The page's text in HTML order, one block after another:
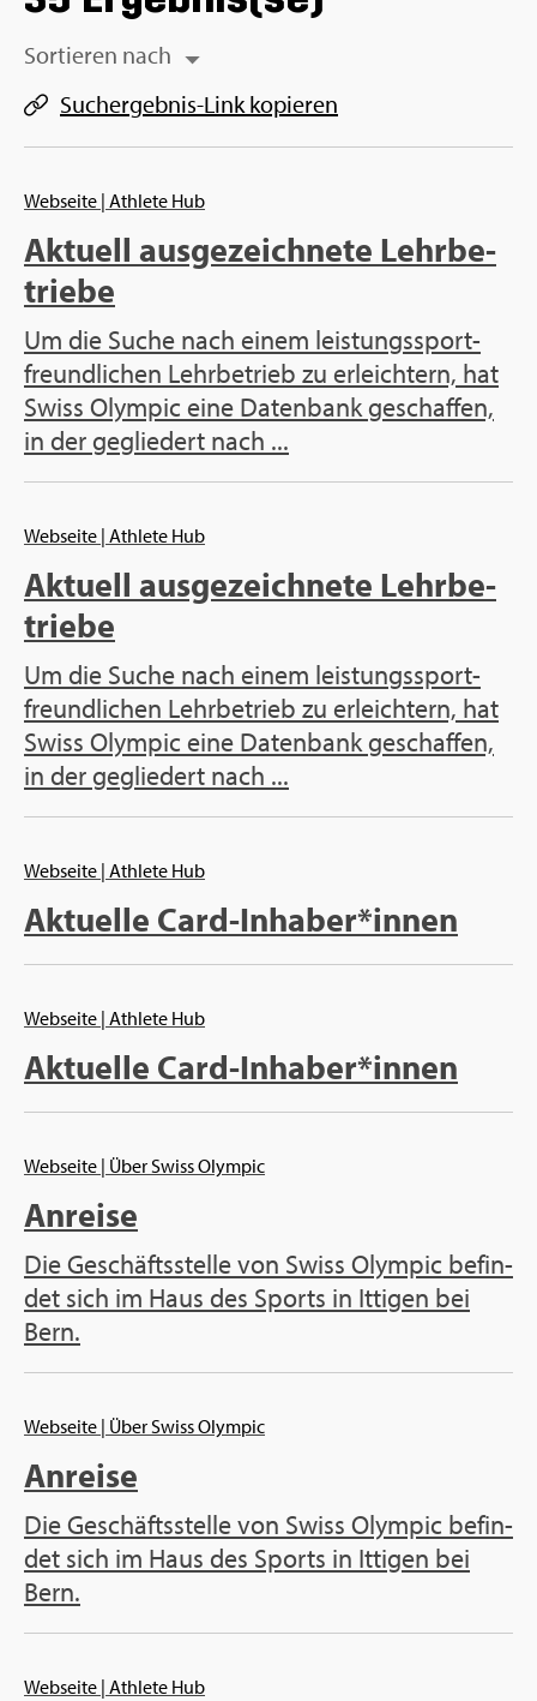
Sor­tie­ren nach
Such­ergeb­nis-Link ko­pie­ren
Web­sei­te | Ath­le­te Hub
Ak­tu­ell aus­ge­zeich­ne­te Lehr­be­
trie­be
Um die Suche nach einem leis­tungs­sport­
freund­li­chen Lehr­be­trieb zu er­leich­tern, hat
Swiss Olym­pic eine Da­ten­bank ge­schaf­fen,
in der ge­glie­dert nach ...
Web­sei­te | Ath­le­te Hub
Ak­tu­ell aus­ge­zeich­ne­te Lehr­be­
trie­be
Um die Suche nach einem leis­tungs­sport­
freund­li­chen Lehr­be­trieb zu er­leich­tern, hat
Swiss Olym­pic eine Da­ten­bank ge­schaf­fen,
in der ge­glie­dert nach ...
Web­sei­te | Ath­le­te Hub
Ak­tu­el­le Card-In­ha­ber*innen
Web­sei­te | Ath­le­te Hub
Ak­tu­el­le Card-In­ha­ber*innen
Web­sei­te | Über Swiss Olym­pic
An­rei­se
Die Ge­schäfts­stel­le von Swiss Olym­pic be­fin­
det sich im Haus des Sports in It­ti­gen bei
Bern.
Web­sei­te | Über Swiss Olym­pic
An­rei­se
Die Ge­schäfts­stel­le von Swiss Olym­pic be­fin­
det sich im Haus des Sports in It­ti­gen bei
Bern.
Web­sei­te | Ath­le­te Hub